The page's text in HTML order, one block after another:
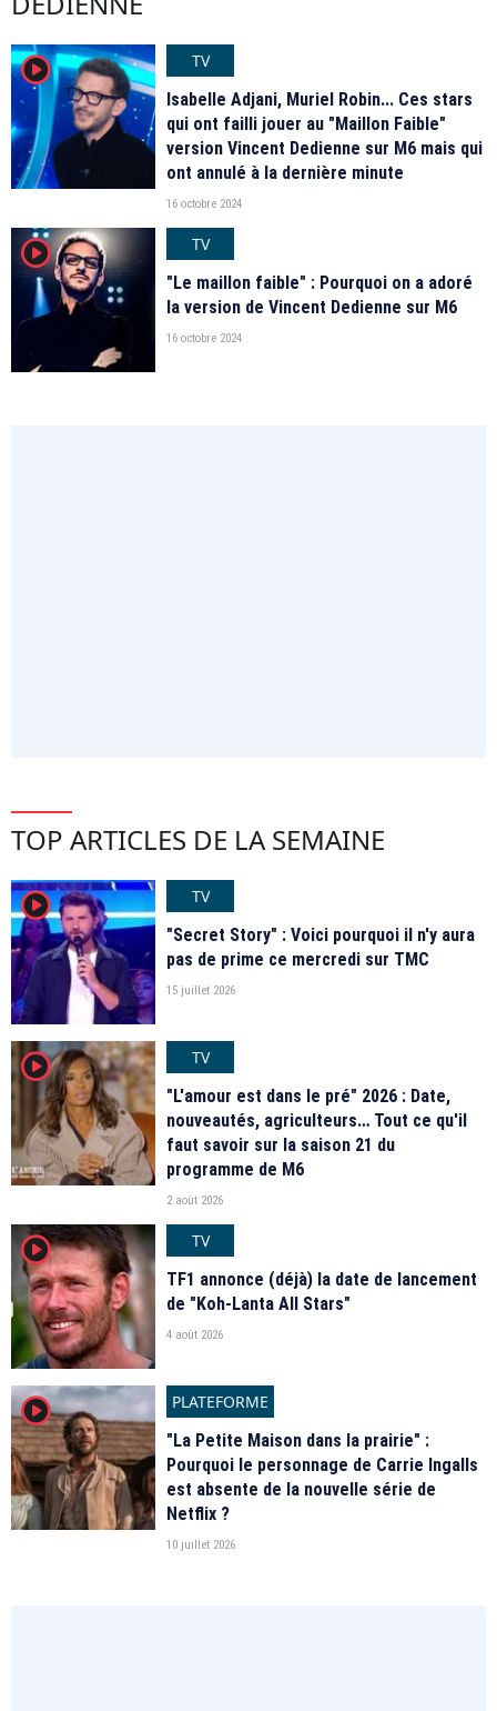
player2
TV
Isabelle Adjani, Muriel Robin... Ces stars
qui ont failli jouer au "Maillon Faible"
version Vincent Dedienne sur M6 mais qui
ont annulé à la dernière minute
16 octobre 2024
player2
TV
"Le maillon faible" : Pourquoi on a adoré
la version de Vincent Dedienne sur M6
16 octobre 2024
TOP ARTICLES DE LA SEMAINE
player2
TV
"Secret Story" : Voici pourquoi il n'y aura
pas de prime ce mercredi sur TMC
15 juillet 2026
player2
TV
"L'amour est dans le pré" 2026 : Date,
nouveautés, agriculteurs… Tout ce qu'il
faut savoir sur la saison 21 du
programme de M6
2 août 2026
player2
TV
TF1 annonce (déjà) la date de lancement
de "Koh-Lanta All Stars"
4 août 2026
player2
PLATEFORME
"La Petite Maison dans la prairie" :
Pourquoi le personnage de Carrie Ingalls
est absente de la nouvelle série de
Netflix ?
10 juillet 2026